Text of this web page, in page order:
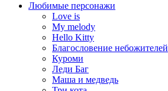
Любимые персонажи
Love is
My melody
Hello Kitty
Благословение небожителей
Куроми
Леди Баг
Маша и медведь